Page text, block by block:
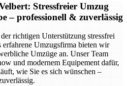
Stressfreier Umzug
– professionell & zuverlässig
richtigen Unterstützung stressfrei
Umzugsfirma bieten wir
Umzüge an. Unser Team
und modernem Equipement dafür,
wie Sie es sich wünschen –